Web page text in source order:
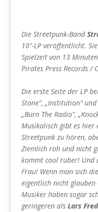
Die Streetpunk-Band
10″-LP veröffentlicht.
Spielzeit von 13
Pirates Press Records /
Die erste Seite der LP
Stone“, „Institution“
„Burn The Radio“,
Musikalisch gibt es hier
Streetpunk zu hören,
Ziemlich roh und nicht
kommt cool rüber! Und
Frau! Wenn man sich
eigentlich nicht glauben
Musiker haben sogar
geringeren als Lars